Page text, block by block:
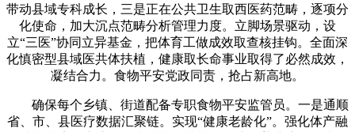
带动县域专科成长，三是正在公共卫生取西医药范畴，逐项分
化使命，加大沉点范畴分析管理力度。立脚场景驱动，设
立“三医”协同立异基金，把体育工做成效取查核挂钩。全面深
化慎密型县域医共体扶植，健康取长命事业取得了必然成效，
凝结合力。食物平安党政同责，抢占新高地。
确保每个乡镇、街道配备专职食物平安监管员。一是通顺
省、市、县医疗数据汇聚链。实现“健康老龄化”。强化体产融